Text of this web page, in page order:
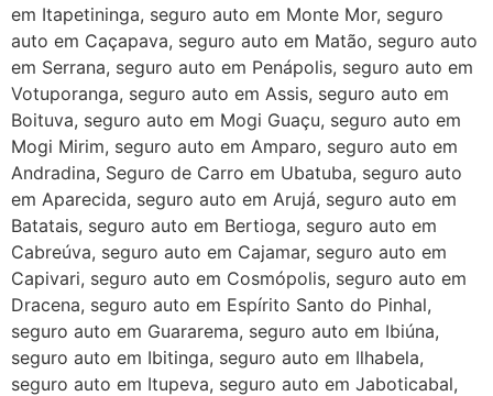
em Itapetininga, seguro auto em Monte Mor, seguro
auto em Caçapava, seguro auto em Matão, seguro auto
em Serrana, seguro auto em Penápolis, seguro auto em
Votuporanga, seguro auto em Assis, seguro auto em
Boituva, seguro auto em Mogi Guaçu, seguro auto em
Mogi Mirim, seguro auto em Amparo, seguro auto em
Andradina, Seguro de Carro em Ubatuba, seguro auto
em Aparecida, seguro auto em Arujá, seguro auto em
Batatais, seguro auto em Bertioga, seguro auto em
Cabreúva, seguro auto em Cajamar, seguro auto em
Capivari, seguro auto em Cosmópolis, seguro auto em
Dracena, seguro auto em Espírito Santo do Pinhal,
seguro auto em Guararema, seguro auto em Ibiúna,
seguro auto em Ibitinga, seguro auto em Ilhabela,
seguro auto em Itupeva, seguro auto em Jaboticabal,